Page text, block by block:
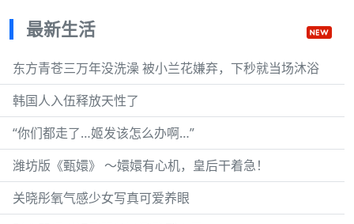
最新生活
东方青苍三万年没洗澡 被小兰花嫌弃，下秒就当场沐浴
韩国人入伍释放天性了
“你们都走了…姬发该怎么办啊…”
潍坊版《甄嬛》 ～嬛嬛有心机，皇后干着急！
关晓彤氧气感少女写真可爱养眼